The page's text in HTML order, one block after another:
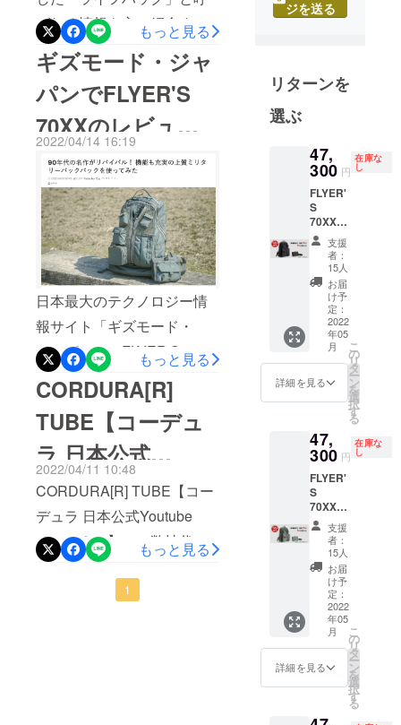
整い次第、下記リターンご
注文様分は6月28日より順次
発送させていただきます。6
月28日より発送● FLYER'S
70XX【早割 12％OFF 6月お
届け】● FLYER'S 70XX【特
別割 10％OFF 6月お届け】
発送の際は送状Noと一緒に
改めてご連絡させていただ
きますので、商品到着まで
どうかもうしばらくお待ち
くださいませ。引き続き宜
しくお願い致します。
ばれる情報を主に紹介する
ウェブメディア「ライフ
ハッカー」で、FLYER'S
70XXを実際に使用したレ
ビュー記事が公開されまし
た。是非チェックしてみて
ください！lifehacker（ライ
フハッカー）「妥協なき名
作が復活。こだわりのミリ
タリーバックパック
「FLYER'S 70XX」を使っ
てみた」4月24日のプロジェ
クト終了まで、残すところ
あと9日となりました。引き
続き、ご支援の方よろしく
お願いいたします。
もっと見る
ギズモード・ジャ
パンでFLYER'S
70XXのレビュー
記事が公開されま
した。
2022/04/14 16:19
日本最大のテクノロジー情
報サイト「ギズモード・
ジャパン」でFLYER'S
70XXを実際に使用したレ
ビュー記事が公開されまし
た。商品ディティールなど
の細かな感想が詳しく書か
れています。是非チェック
してみてください！
GIZMODO JAPAN（ギズ
モード・ジャパン）「90年
代の名作がリバイバル！ 機
能も充実の上質ミリタリー
もっと見る
CORDURA[R]
TUBE【コーデュ
ラ 日本公式
Youtubeチャンネ
ル】にFLYER'S
70XXが紹介され
2022/04/11 10:48
CORDURA[R] TUBE【コー
デュラ 日本公式Youtube
チャンネル】にて弊社代表
から語られたHARVEST
LABELの歴史や山口幸一と
もっと見る
1
ブランド
立ち上げ発
表。ヴィン
テージ・ミ
ら生まれた
ブランドの
世界観か
ら、機能
性・耐久性
を追求し、
素材・パー
ツ、そして
裁縫の細部
にいたるま
で徹底的に
きました。
ン性と物作
りの経験を
2016年のG7
伊勢志摩サ
ミット、ま
た2019年の
G20大阪サ
も、日本
バッグメー
カーを代表
し、公式オ
リジナル
ジを送る
リターンを
選ぶ
47,
300 円
在庫な
し
FLYER'
S
70XX【
早割
12％OF
届け】 -
--数量限
定:先着
15名様 -
販売予
定価格
53,900
円(税込)
をさら
く割引
価格
47,300
円(税込/
送料込
み) でご
提供。
● 販売
数量：1
個 ●カ
ラー：
ブラッ
ク ●お
届け予
定日：
2022年
5月中旬
支援
者：
15人
お届
け予
定：
2022
年05
月
詳細を見る
こ
の
リ
タ
ー
ン
を
選
択
す
る
47,
300 円
在庫な
し
FLYER'
S
70XX【
早割
12％OF
F 5月お
届け】 -
--数量限
定:先着
15名様 -
販売予
定価格
53,900
円(税込)
をさら
く割引
支援
者：
15人
お届
け予
定：
2022
年05
月
詳細を見る
こ
の
リ
タ
ー
ン
を
選
択
す
る